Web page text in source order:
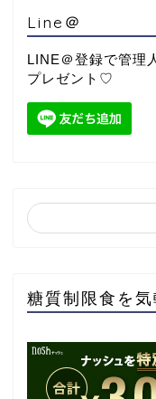
Line＠
LINE＠登録で管理
プレゼント♡
糖質制限食を